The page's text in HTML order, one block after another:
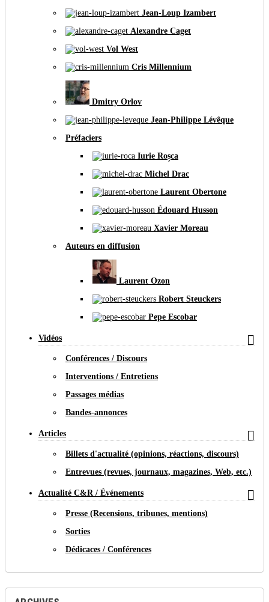
Jean-Loup Izambert
Alexandre Caget
Vol West
Cris Millennium
Dmitry Orlov
Jean-Philippe Lévêque
Préfaciers
Iurie Roșca
Michel Drac
Laurent Obertone
Édouard Husson
Xavier Moreau
Auteurs en diffusion
Laurent Ozon
Robert Steuckers
Pepe Escobar
Vidéos 
Conférences / Discours
Interventions / Entretiens
Passages médias
Bandes-annonces
Articles 
Billets d'actualité (opinions, réactions, discours)
Entrevues (revues, journaux, magazines, Web, etc.)
Actualité C&R / Événements 
Presse (Recensions, tribunes, mentions)
Sorties
Dédicaces / Conférences